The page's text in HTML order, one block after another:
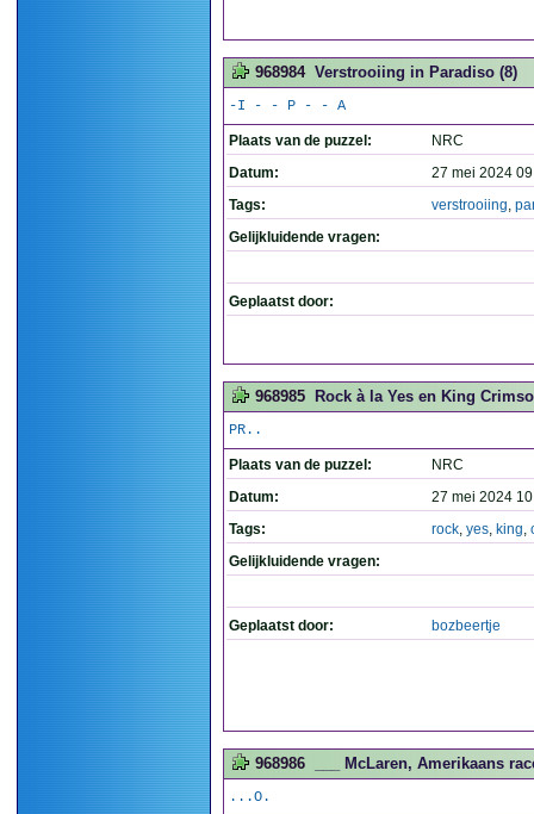
968984 Verstrooiing in Paradiso (8)
-I - - P - - A
Plaats van de puzzel:
NRC
Datum:
27 mei 2024
Tags:
verstrooiing,
Gelijkluidende vragen:
Geplaatst door:
968985 Rock à la Yes en King
PR..
Plaats van de puzzel:
NRC
Datum:
27 mei 2024
Tags:
rock, yes, king,
Gelijkluidende vragen:
Geplaatst door: bozbeertje
968986 ___ McLaren, Amerikaans
...O.